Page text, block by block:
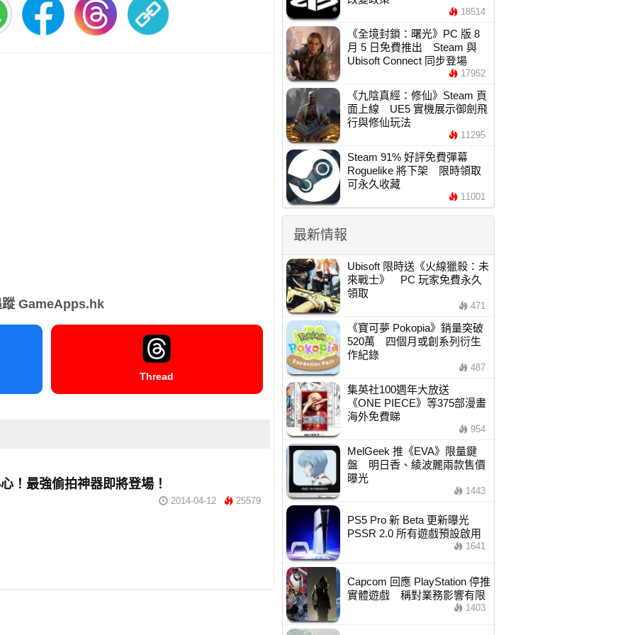
蹤 GameApps.hk
Thread
！最強偷拍神器即將登場！
2014-04-12 25579
18514
《全境封鎖：曙光》PC 版 8
月 5 日免費推出 Steam 與
Ubisoft Connect 同步登場
17952
《九陰真經：修仙》Steam 頁
面上線 UE5 實機展示御劍飛
行與修仙玩法
11295
Steam 91% 好評免費彈幕
Roguelike 將下架 限時領取
可永久收藏
11001
最新情報
Ubisoft 限時送《火線獵殺：未
來戰士》 PC 玩家免費永久
領取
471
《寶可夢 Pokopia》銷量突破
520萬 四個月或創系列衍生
作紀錄
487
集英社100週年大放送
《ONE PIECE》等375部漫畫
海外免費睇
954
MelGeek 推《EVA》限量鍵
盤 明日香、綾波麗兩款售價
曝光
1443
PS5 Pro 新 Beta 更新曝光
PSSR 2.0 所有遊戲預設啟用
1641
Capcom 回應 PlayStation 停推
實體遊戲 稱對業務影響有限
1403